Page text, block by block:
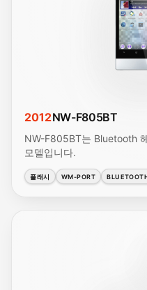
2012NW-F805BT
NW-F805BT는 Bluetooth
모델입니다.
플래시 WM-PORT